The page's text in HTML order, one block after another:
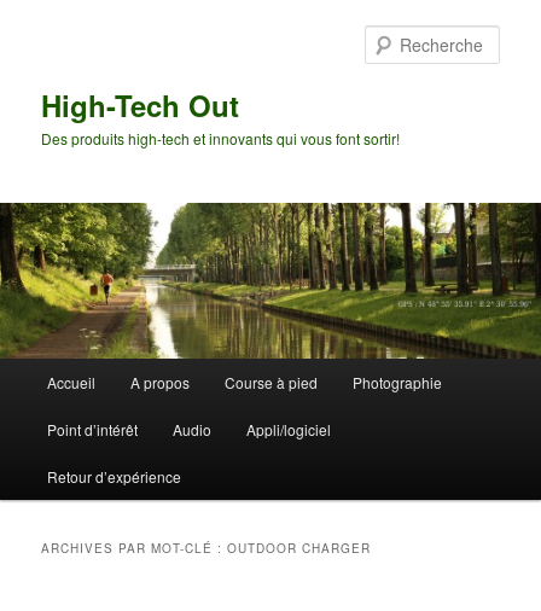
High-Tech Out
Des produits high-tech et innovants qui vous font sortir!
principal
Accueil A propos Course à pied Photographie
Point d’intérêt Audio Appli/logiciel
Retour d’expérience
ARCHIVES PAR MOT-CLÉ :OUTDOOR CHARGER